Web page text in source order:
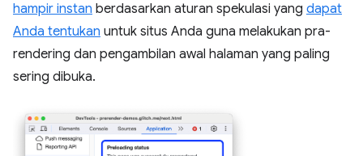
hampir instan berdasarkan aturan spekulasi yang dapat
Anda tentukan untuk situs Anda guna melakukan pra-
rendering dan pengambilan awal halaman yang paling
sering dibuka.